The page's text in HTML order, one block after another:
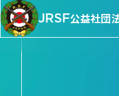
JRSF公益社団